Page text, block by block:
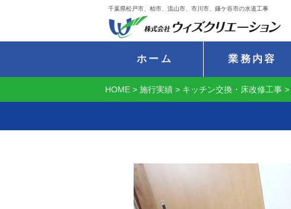
千葉県松戸市、柏市、流山市、市川市、鎌ケ谷市の水道工事
ホーム 業務内容
HOME > 施行実績 > キッチン交換・床改修工事 >